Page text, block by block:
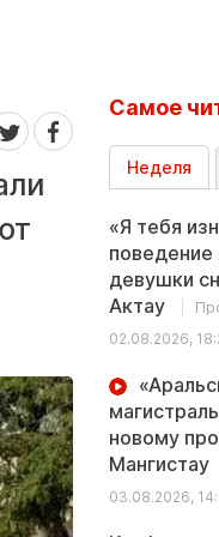
Самое
Неделя
«Я тебя
девушки
Актау
02.08.2026,
новому
Мангистау
03.08.2026,